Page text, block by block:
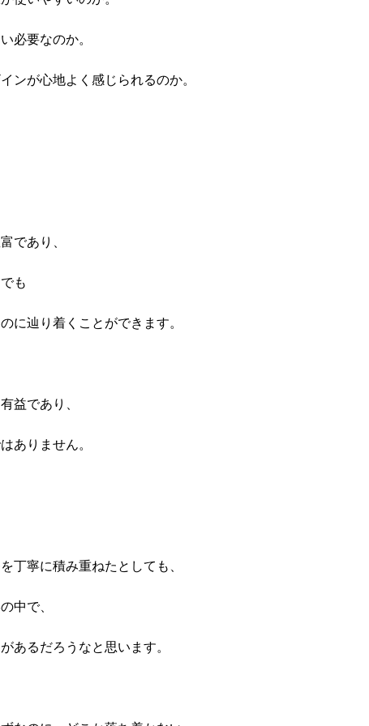
必要なのか。
ンが心地よく感じられるのか。
であり、
も
に辿り着くことができます。
益であり、
ありません。
丁寧に積み重ねたとしても、
中で、
あるだろうなと思います。